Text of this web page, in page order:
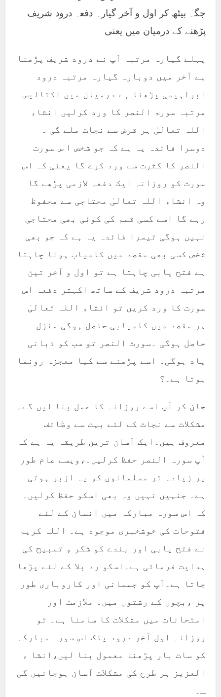
جگہ بیٹھ کر اول و آخر گیارہ دفعہ درود شریف
پڑھنے کے درمیان میں یعنی
پہلے گیارہ مرتبہ آپ نے درود شریف پڑھنا
ہے آخر میں دوبارہ گیارہ مرتبہ درود
ابراہیمی پڑھنا ہے درمیان میں اکتالیس
مرتبہ سورۃ النصر کا ورد کرلیں انشاء
اللہ تعالیٰ ہر قرض سے نجات ملے گی ۔
دوسرا فائدہ یہ ہے کہ جو شخص ا س سورت
النصر کا کثرت سے ورد کرے گا یعنی کہ اس
سورت کو روزانہ ایک دفعہ لازمی پڑھے گا
وہ انشاء اللہ تعالیٰ محتاجی سے محفوظ
رہے گا اسے کسی قسم کی کوئی بھی محتاجی
نہیں ہوگی تیسرا فائدہ یہ ہے کہ جو بھی
شخص کسی بھی مقصد میں کامیاب ہونا چاہتا
ہے فتح یابی چاہتا ہے تو اول و آخر تین
مرتبہ درود شریف کے ساتھ اکہتر دفعہ اس
سورت کا ورد کریں تو انشاء اللہ تعالیٰ
ہر مقصد میں کامیابی حاصل ہوگی منزل
حاصل ہوگی ۔سورت النصر تو سب کو ذبانی
یاد ہوگی۔ اسے پڑھنے سے کیا معجزہ رونما
ہوتا ہے۔؟
جان کر آپ اسے روزانہ کا عمل بنا لیں گے۔
مشکلات سے نجات کے لئے بہت سے وظائف
معروف ہیں۔ایک آسان ترین طریقہ یہ ہے کہ
آپ سورہ النصر حفظ کرلیں۔،ویسے عام طور
پر زیادہ تر مسلمانوں کو یہ ازبر ہوتی
ہے۔ جنہیں نہیں وہ بھی اسکو حفظ کرلیں۔
کہ اس سورہ مبارکہ میں انسان کے لئے
فتوحات کی خوشخبری موجود ہے۔ اللہ کریم
نے فتح یابی اور بندے کو شکر و تسبیح کی
ہدایت فرمائی ہے۔اسکو رد بلا کے لئے پڑھا
جاتا ہے۔آپ کو جسمانی اور کاروباری طور
پر ،بچوں کے رشتوں میں۔ ملازمت اور
امتحانات میں مشکلات کا سامنا ہے۔ تو
روزانہ اول آخر درود پاک اس سورہ مبارکہ
کو سات بار پڑھنا معمول بنا لیں،انشا ء
العزیز ہر طرح کی مشکلات آسان ہوجائیں گی
ـ۔